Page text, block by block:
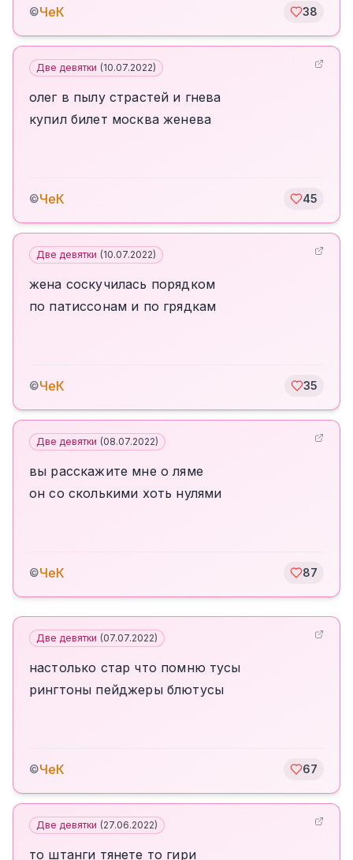
©ЧеК 38
Две девятки (10.07.2022)
олег в пылу страстей и гнева
купил билет москва женева
©ЧеК 45
Две девятки (10.07.2022)
жена соскучилась порядком
по патиссонам и по грядкам
©ЧеК 35
Две девятки (08.07.2022)
вы расскажите мне о ляме
он со сколькими хоть нулями
©ЧеК 87
Две девятки (07.07.2022)
настолько стар что помню тусы
рингтоны пейджеры блютусы
©ЧеК 67
Две девятки (27.06.2022)
то штанги тянете то гири